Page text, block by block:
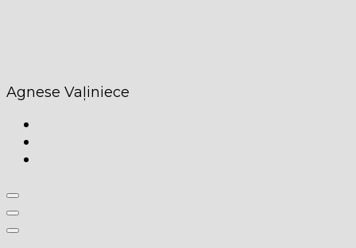
Agnese Vaļiniece